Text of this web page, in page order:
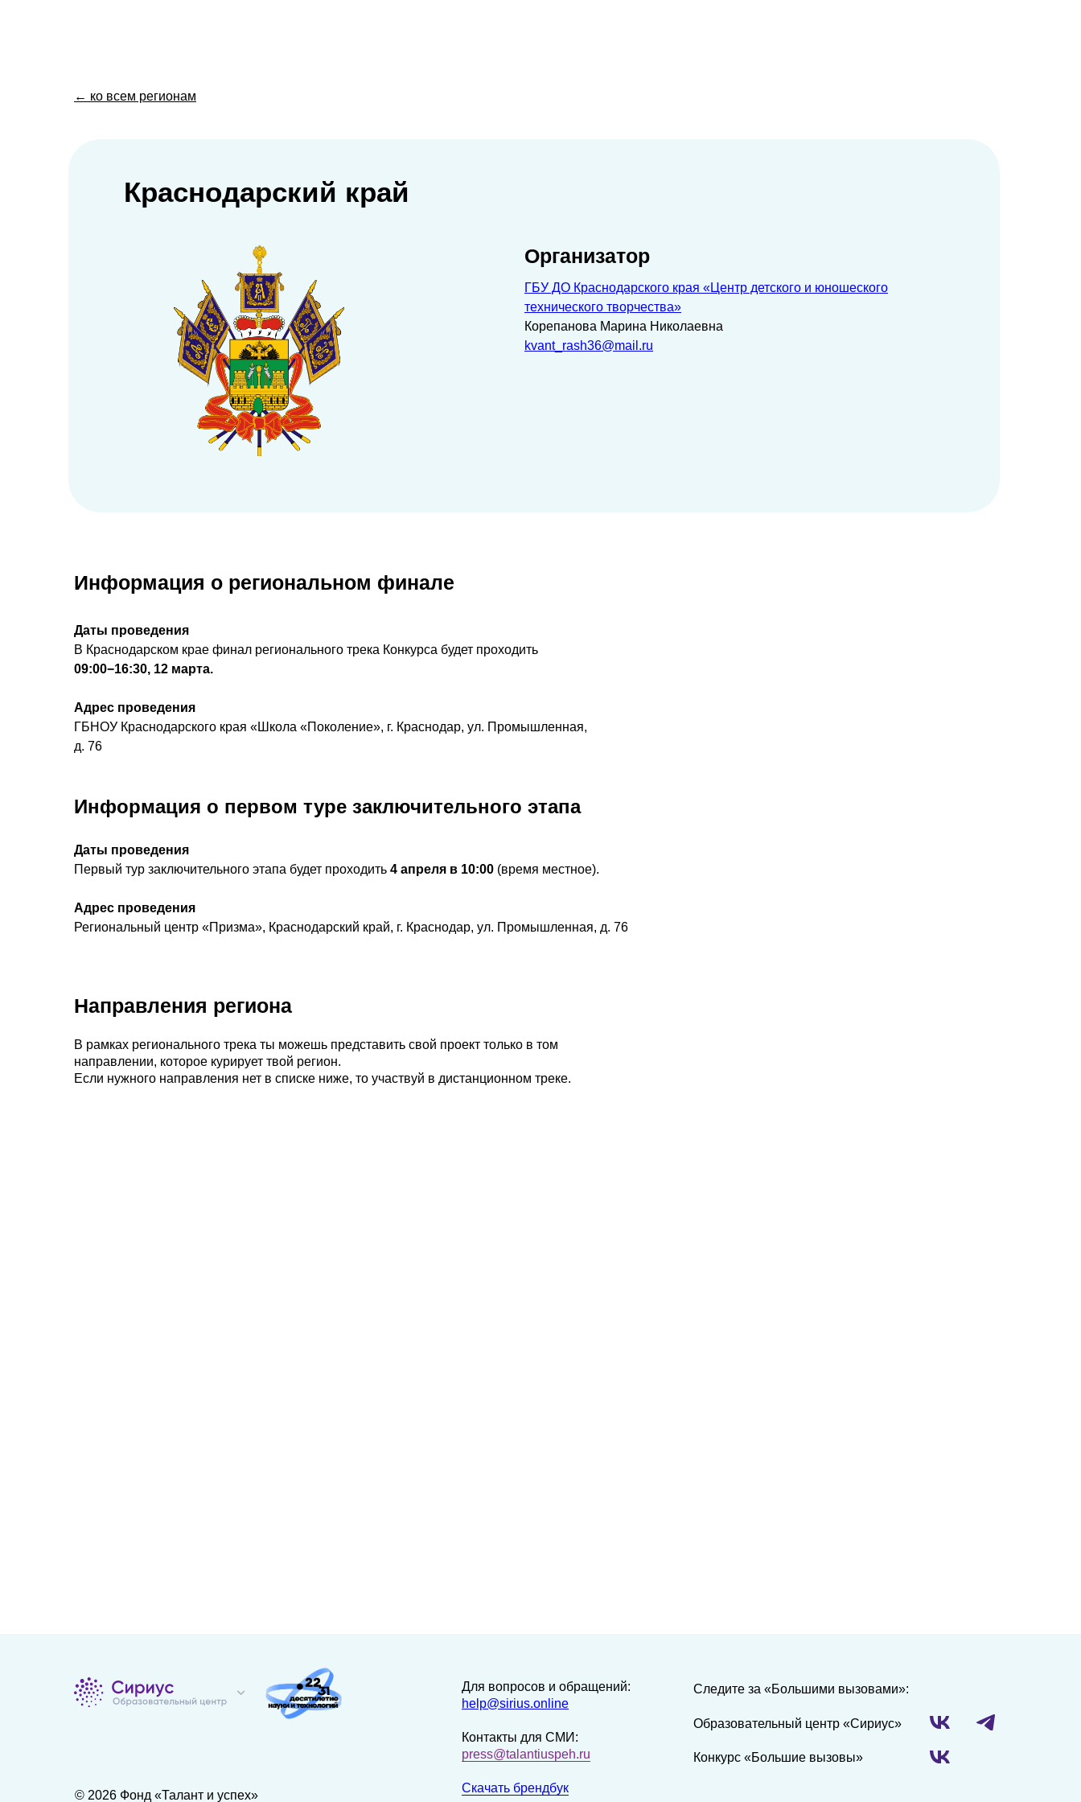
Краснодарский край
ГБУ ДО Краснодарского края «Центр детского и юношеского
технического творчества»
Корепанова Марина Николаевна
kvant_rash36@mail.ru
Организатор
← ко всем регионам
Информация о региональном финале
Даты проведения
В Краснодарском крае финал регионального трека Конкурса будет проходить
09:00−16:30, 12 марта.
Адрес проведения
ГБНОУ Краснодарского края «Школа «Поколение», г. Краснодар, ул. Промышленная,
д. 76
Информация о первом туре заключительного этапа
Даты проведения
Первый тур заключительного этапа будет проходить 4 апреля в 10:00 (время местное).
Адрес проведения
Региональный центр «Призма», Краснодарский край, г. Краснодар, ул. Промышленная, д. 76
В рамках регионального трека ты можешь представить свой проект только в том
направлении, которое курирует твой регион.
Если нужного направления нет в списке ниже, то участвуй в дистанционном треке.
Направления региона
Для вопросов и обращений:
help@sirius.online
Контакты для СМИ:
press@talantiuspeh.ru
Скачать брендбук
© 2026 Фонд «Талант и успех»
Следите за «Большими вызовами»:
Образовательный центр «Сириус»
Конкурс «Большие вызовы»